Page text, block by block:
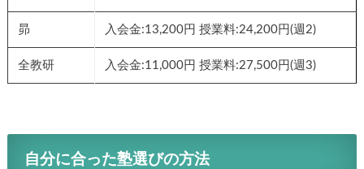
昴 入会金:13,200円 授業料:24,200円(週2)
全教研 入会金:11,000円 授業料:27,500円(週3)
自分に合った塾選びの方法